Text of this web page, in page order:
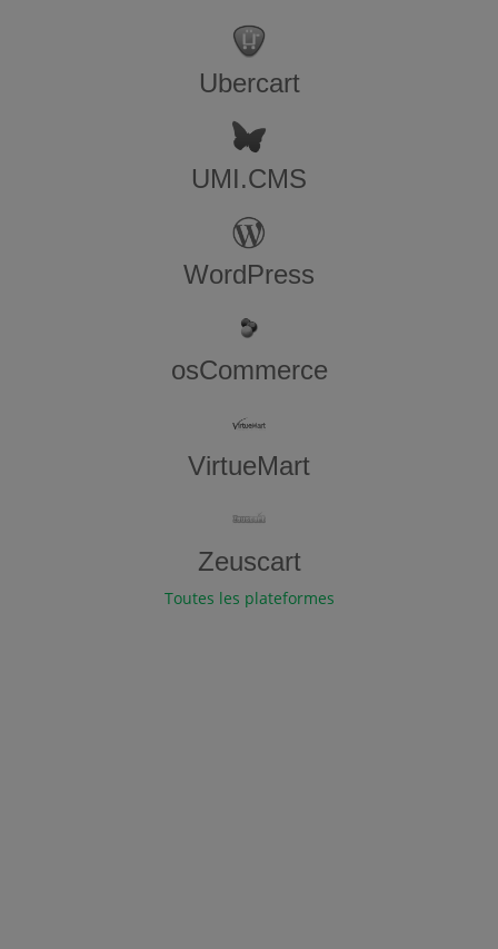
Ubercart
UMI.CMS
WordPress
osCommerce
VirtueMart
Zeuscart
Toutes les plateformes